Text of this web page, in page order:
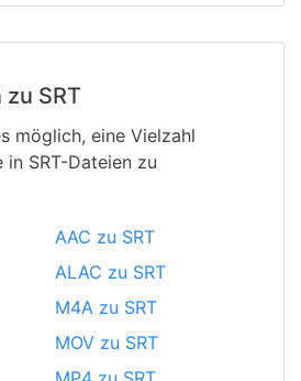
SRT
möglich, eine Vielzahl
in SRT-Dateien zu
AAC zu SRT
ALAC zu SRT
M4A zu SRT
MOV zu SRT